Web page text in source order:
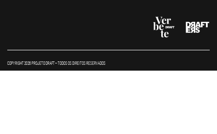
COPYRIGHT 2026 PROJETO DRAFT – TODOS OS DIREITOS RESERVADOS